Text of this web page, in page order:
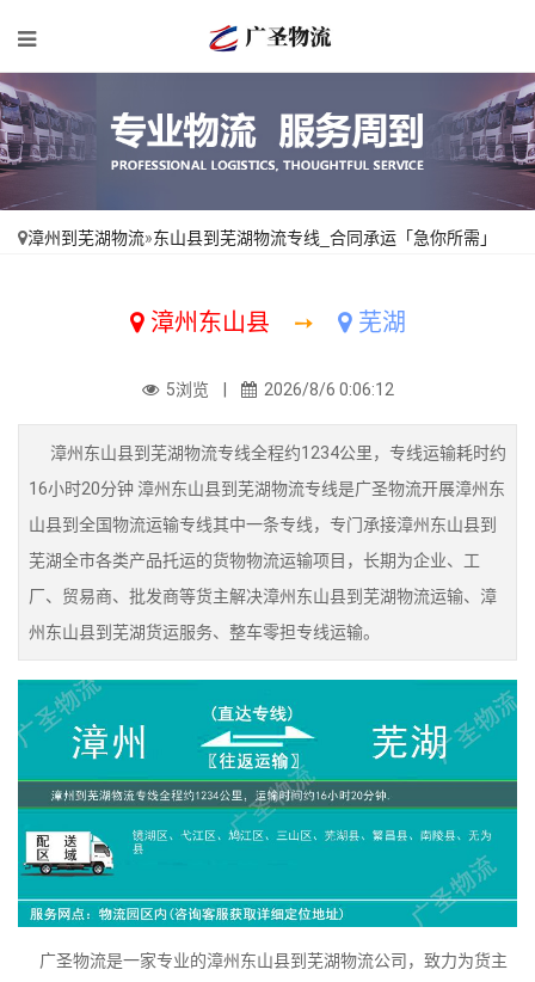
漳州到芜湖物流»东山县到芜湖物流专线_合同承运「急你所需」
漳州东山县 ➙ 芜湖
5浏览 | 2026/8/6 0:06:12
漳州东山县到芜湖物流专线全程约1234公里，专线运输耗时约
16小时20分钟 漳州东山县到芜湖物流专线是广圣物流开展漳州东
山县到全国物流运输专线其中一条专线，专门承接漳州东山县到
芜湖全市各类产品托运的货物物流运输项目，长期为企业、工
厂、贸易商、批发商等货主解决漳州东山县到芜湖物流运输、漳
州东山县到芜湖货运服务、整车零担专线运输。
广圣物流是一家专业的漳州东山县到芜湖物流公司，致力为货主